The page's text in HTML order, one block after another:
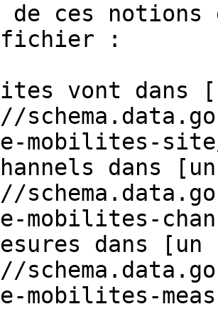
de ces
fichier :
vont dans
mobilites-
dans
mobilites-
dans
mobilites-